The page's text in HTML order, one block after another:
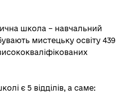
школа – навчальний
мистецьку освіту 439
є 5 відділів, а саме: